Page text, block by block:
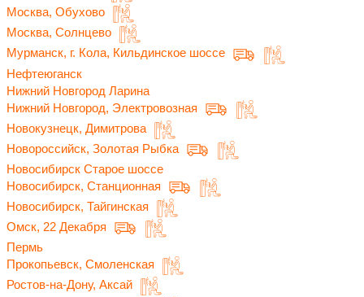
Москва, Обухово
Москва, Солнцево
Мурманск, г. Кола, Кильдинское шоссе
Нефтеюганск
Нижний Новгород Ларина
Нижний Новгород, Электровозная
Новокузнецк, Димитрова
Новороссийск, Золотая Рыбка
Новосибирск Старое шоссе
Новосибирск, Станционная
Новосибирск, Тайгинская
Омск, 22 Декабря
Пермь
Прокопьевск, Смоленская
Ростов-на-Дону, Аксай